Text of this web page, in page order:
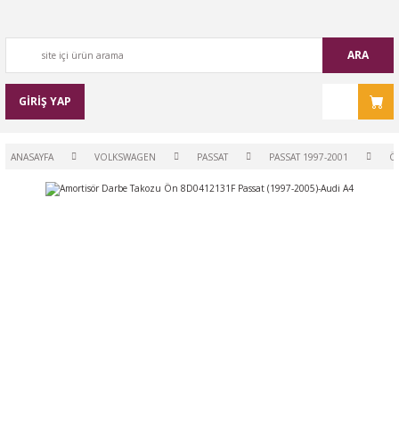
ARA
GİRİŞ YAP
ANASAYFA VOLKSWAGEN PASSAT PASSAT 1997-2001